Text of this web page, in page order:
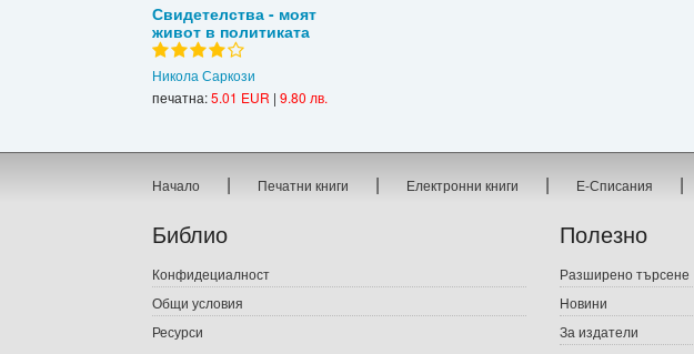
Свидетелства - моят
живот в политиката
Никола Саркози
печатна:5.01 EUR | 9.80 лв.
Начало | Печатни книги | Електронни книги | Е-Списания |
Библио
Конфидециалност
Общи условия
Ресурси
Полезно
Разширено търсене
Новини
За издатели